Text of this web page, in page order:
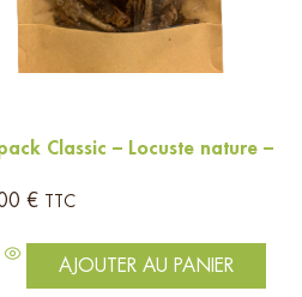
Classic – Locuste nature –
€ TTC
AJOUTER AU PANIER